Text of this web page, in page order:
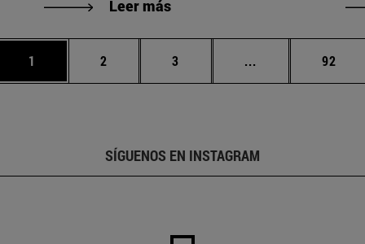
Leer más
Página
1 Página
2 Página
3 ... Páginas Página
92
SÍGUENOS EN INSTAGRAM